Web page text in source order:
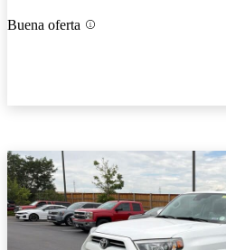
Buena oferta